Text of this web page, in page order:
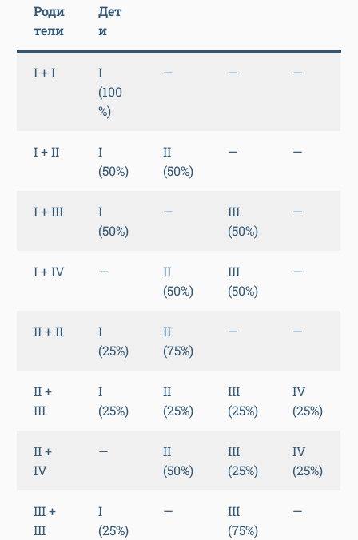
Роди
тели
Дет
и
I + I
I
(100
%)
— — —
I + II
I
(50%)
II
(50%)
— —
I + III
I
(50%)
—
III
(50%)
—
I + IV —
II
(50%)
III
(50%)
—
II + II
I
(25%)
II
(75%)
— —
II +
III
I
(25%)
II
(25%)
III
(25%)
IV
(25%)
II +
IV
—
II
(50%)
III
(25%)
IV
(25%)
III +
III
I
(25%)
—
III
(75%)
—